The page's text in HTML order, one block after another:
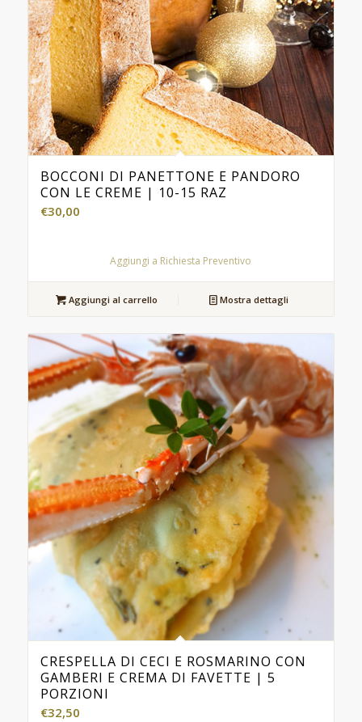
BOCCONI DI PANETTONE E PANDORO
CON LE CREME | 10-15 RAZ
€30,00
Aggiungi a Richiesta Preventivo
Aggiungi al carrello Mostra dettagli
CRESPELLA DI CECI E ROSMARINO CON
GAMBERI E CREMA DI FAVETTE | 5
PORZIONI
€32,50